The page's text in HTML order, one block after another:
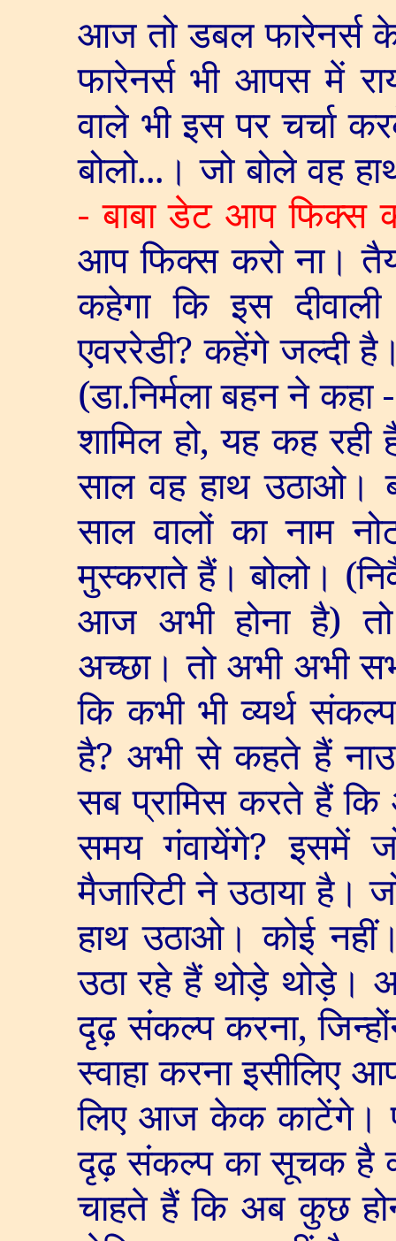
आज तो डबल फारेनर्स
फारेनर्स भी आपस में
वाले भी इस पर चर्चा
बोलो...। जो बोले वह
- बाबा डेट आप फिक्स
आप फिक्स करो ना।
कहेगा कि इस
एवररेडी?कहेंगे जल्दी
(डा.निर्मला बहन ने
शामिल हो,यह कह
साल वह हाथ उठाओ।
साल वालों का नाम
मुस्कराते हैं। बोलो।
आज अभी होना है)
अच्छा। तो अभी अभी
कि कभी भी व्यर्थ
है? अभी से कहते हैं
सब प्रामिस करते हैं
समय गंवायेंगे?इसमें
मैजारिटी ने उठाया है।
हाथ उठाओ। कोई
उठा रहे हैं थोड़े थोड़े।
दृढ़ संकल्प करना,
स्वाहा करना
लिए आज केक काटेंगे।
दृढ़ संकल्प का सूचक है
चाहते हैं कि अब कुछ